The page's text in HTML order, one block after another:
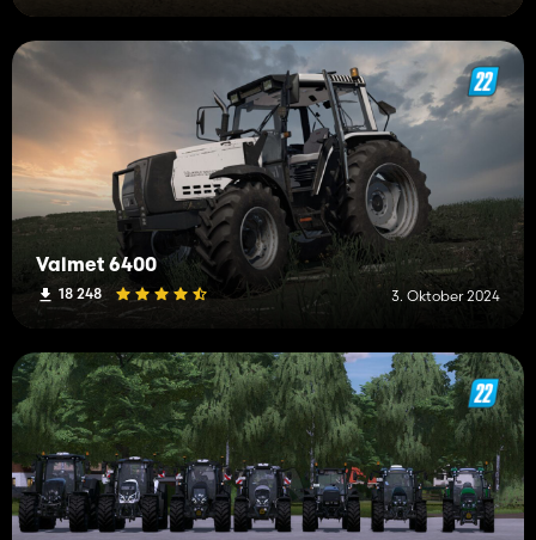
Valmet 6400
18 248 3. Oktober 2024